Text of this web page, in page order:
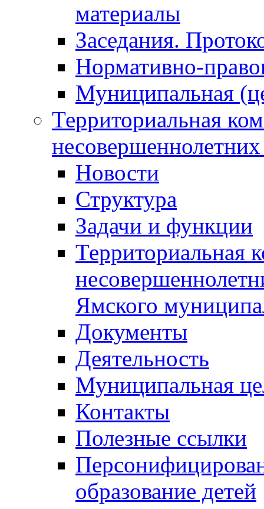
материалы
Заседания.
Нормативно-
Муниципальная
Территориальная
Новости
Структура
Задачи и функции
Территориальная
Ямского
Документы
Деятельность
Муниципальная
Контакты
Полезные ссылки
образование детей